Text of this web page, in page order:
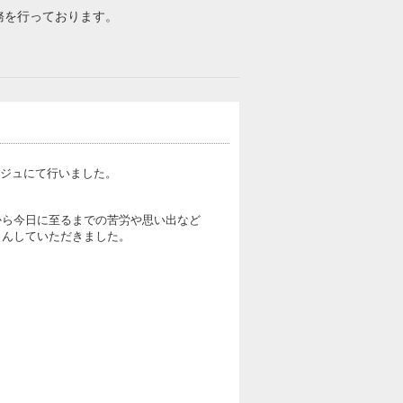
行っております。
ュにて行いました。
今日に至るまでの苦労や思い出など
していただきました。